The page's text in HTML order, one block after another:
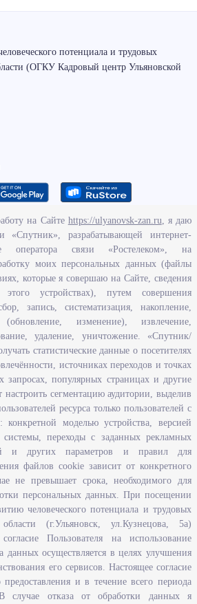
потенциала и трудовых
(ОГКУ Кадровый центр Ульяновской
актов, определяющих полномочия,
по развитию человеческого потенциала
области
и правосознания граждан в
предпринимателям
видах деятельности
содействия добровольному переселению в
проживающих за рубежом»
на Сайте https://ulyanovsk-zan.ru, я даю
«Спутник», разрабатывающей интернет-
оператора связи «Ростелеком», на
моих персональных данных (файлы
которые я совершаю на Сайте, сведения
устройствах), путем совершения
запись, систематизация, накопление,
изменение), извлечение,
удаление, уничтожение. «Спутник/
статистические данные о посетителях
источниках переходов и точках
запросах, популярных страницах и другие
настроить сегментацию аудитории, выделив
ресурса только пользователей с
конкретной моделью устройства, версией
системы, переходы с заданных рекламных
и других параметров и правил для
файлов cookie зависит от конкретного
не превышает срока, необходимого для
персональных данных. При посещении
человеческого потенциала и трудовых
(г.Ульяновск, ул.Кузнецова, 5а)
Пользователя на использование
данных осуществляется в целях улучшения
его сервисов. Настоящее согласие
и в течение всего периода
случае отказа от обработки данных я